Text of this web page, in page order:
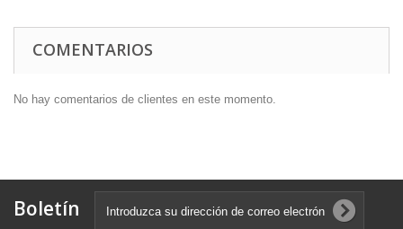
COMENTARIOS
No hay comentarios de clientes en este momento.
Boletín